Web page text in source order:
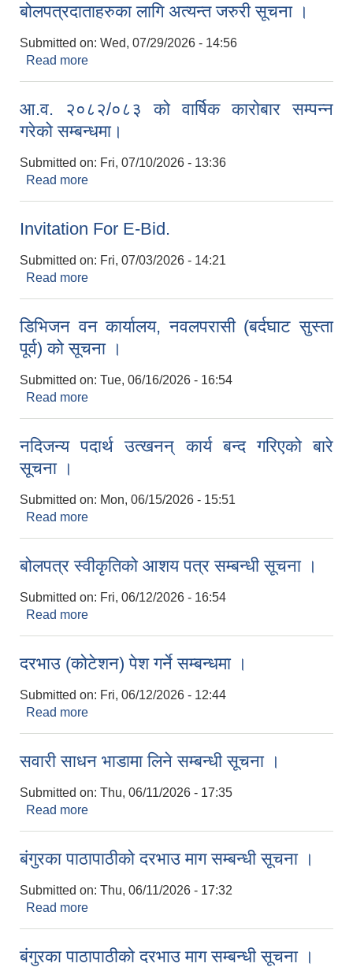
बोलपत्रदाताहरुका लागि अत्यन्त जरुरी सूचना ।
Submitted on: Wed, 07/29/2026 - 14:56
Read more
आ.व. २०८२/०८३ को वार्षिक कारोबार सम्पन्न
गरेको सम्बन्धमा।
Submitted on: Fri, 07/10/2026 - 13:36
Read more
Invitation For E-Bid.
Submitted on: Fri, 07/03/2026 - 14:21
Read more
डिभिजन वन कार्यालय, नवलपरासी (बर्दघाट सुस्ता
पूर्व) को सूचना ।
Submitted on: Tue, 06/16/2026 - 16:54
Read more
नदिजन्य पदार्थ उत्खनन् कार्य बन्द गरिएको बारे
सूचना ।
Submitted on: Mon, 06/15/2026 - 15:51
Read more
बोलपत्र स्वीकृतिको आशय पत्र सम्बन्धी सूचना ।
Submitted on: Fri, 06/12/2026 - 16:54
Read more
दरभाउ (कोटेशन) पेश गर्ने सम्बन्धमा ।
Submitted on: Fri, 06/12/2026 - 12:44
Read more
सवारी साधन भाडामा लिने सम्बन्धी सूचना ।
Submitted on: Thu, 06/11/2026 - 17:35
Read more
बंगुरका पाठापाठीको दरभाउ माग सम्बन्धी सूचना ।
Submitted on: Thu, 06/11/2026 - 17:32
Read more
बंगुरका पाठापाठीको दरभाउ माग सम्बन्धी सूचना ।